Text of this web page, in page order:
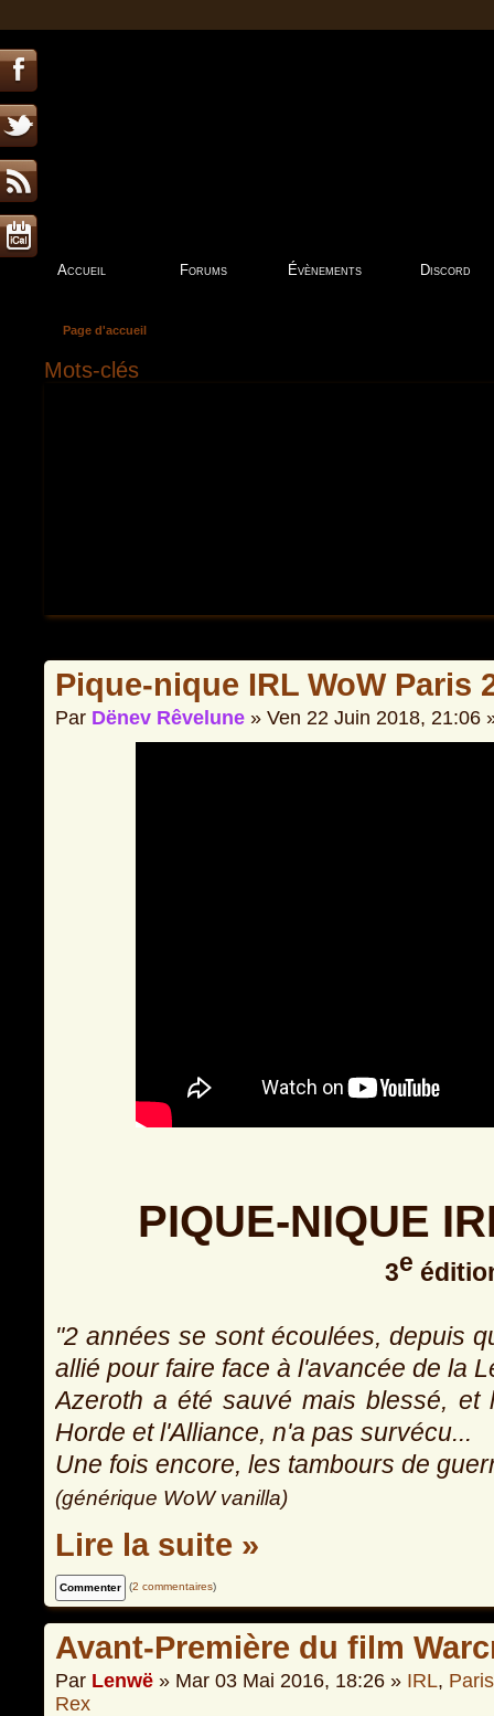
Accueil Forums Évènements Discord
Page d'accueil
Mots-clés
Pique-nique IRL WoW Paris
Par Dënev Rêvelune » Ven 22 Juin 2018, 21:06
PIQUE-NIQUE
3e
"2 années se sont écoulées, depuis
allié pour faire face à l'avancée de la
Azeroth a été sauvé mais blessé, et
Horde et l'Alliance, n'a pas survécu...
Une fois encore, les tambours de
(générique WoW vanilla)
Lire la suite »
(2 commentaires)
Avant-Première du film
Par Lenwë » Mar 03 Mai 2016, 18:26 » IRL, Paris
Rex